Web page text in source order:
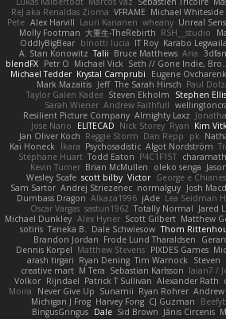
ReJ aka Renaldas Zioma VFRAME Michael Whiteside
Pete Alex Harvill Lauri Kananen wheany Unreal
Molly Footman 大重生-TheRebirth RSH__studio
OddlyBigBear binotti lucia IT Roy Karabo Legwaila
A. Stan Konowitz Talii Bruce Matthews Aria 3dfan
blendFX Petr O Michael Vick Seth // Gone Indie,
Michael Tedder Krystal Camprubi Eugene
Mark Mazaitis Jeff The Sarah Hirsch Paul
Taylor Galen Kadee Steven Ekholm Stephen Ellis
Sarah Wiener Andrew Faithfull
Resilient Picture Company Almighty Laxz
Jose Nario
ELITECAD Nick Storey Ryan Kim
Jan Oliver Koch Reggie Storm Dan Repp pk
Kai Honeck Íkara Psychosadistic Algot Nordström
Stéphane Huart Todd Eaton P4C1F15T charamath
Kevin Turner Brian McMullen oleko senga
Wesley Scafe scott bilby Victor George e
Sam Sartor Andrej Striezenec normalguy Josh
Dumbass Dragon Alkaza1996 jAde Lea Seidman
Oscar Vargas sastun1962 Totally Normal Jared
Michael Dunkley Alex Hyner Scott Gilbert Matthew
sotiris Teneka B. Dale Schwiesow Thom
Brandon Jordan Frode Lund Tharaldsen
Dennis Korpel Matthew Stevens PIXDES Games
arash tirgari Ryan Dening Tim Warnock Steven
creative mart M Tera Sebastian Karlsson Iaian7 /
Volkor Rijndael Patrick T Sullivan Alexander Rath
Moira
Never Give Up Sunamii Ryan Rohrer
Michigan J Frog Harvey Fong CJ Guzman
BingusGringus Dale Sid Brown Jānis Circenis